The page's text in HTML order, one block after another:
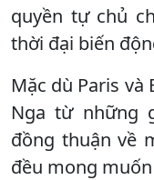
quyền tự chủ
thời đại biến
Mặc dù Paris và
Nga từ những
đồng thuận về
đều mong